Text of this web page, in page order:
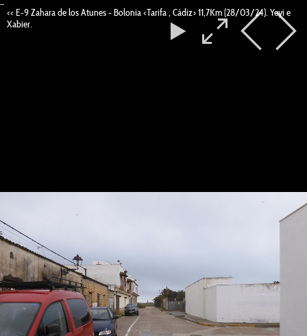
<< E-9 Zahara de los Atunes - Bolonia <Tarifa , Cádiz> 11,7Km (28/03/24). Yeyi e
Xabier.
--